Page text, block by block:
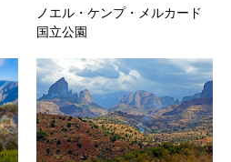
ノエル・ケンプ・メルカード
国立公園